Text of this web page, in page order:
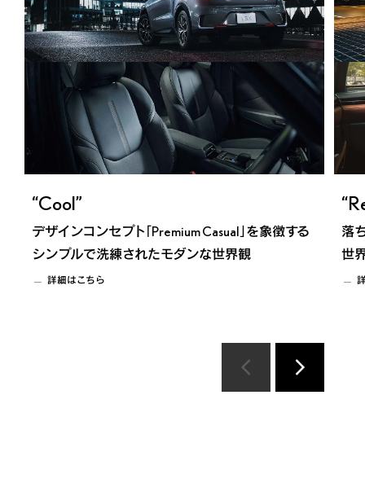
“Cool”
デザインコンセプト「Premium Casual」を象徴する
シンプルで洗練されたモダンな世界観
詳細はこちら
落
世